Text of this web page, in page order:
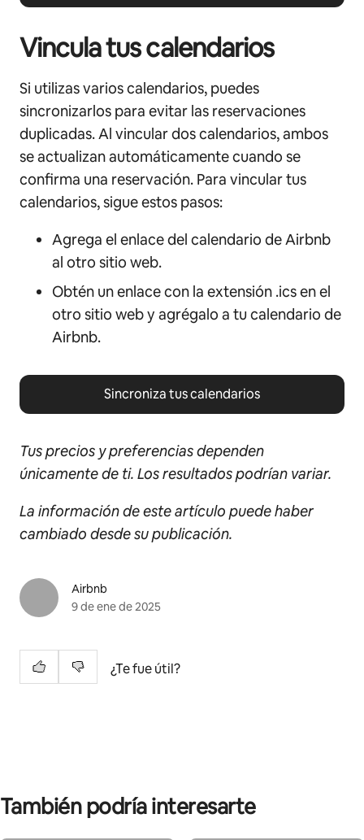
Vincula tus calendarios
Si utilizas varios calendarios, puedes
sincronizarlos para evitar las reservaciones
duplicadas. Al vincular dos calendarios, ambos
se actualizan automáticamente cuando se
confirma una reservación. Para vincular tus
calendarios, sigue estos pasos:
Agrega el enlace del calendario de Airbnb
al otro sitio web.
Obtén un enlace con la extensión .ics en el
otro sitio web y agrégalo a tu calendario de
Airbnb.
Sincroniza tus calendarios
Tus precios y preferencias dependen
únicamente de ti. Los resultados podrían variar.
La información de este artículo puede haber
cambiado desde su publicación.
Airbnb
9 de ene de 2025
¿Te fue útil?
También podría interesarte